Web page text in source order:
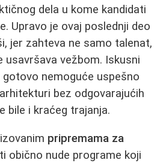
dela u kome kandidati
Upravo je ovaj poslednji deo
jer zahteva ne samo talenat,
usavršava vežbom. Iskusni
gotovo nemoguće uspešno
bez odgovarajućih
bile i kraćeg trajanja.
pripremama za
obično nude programe koji